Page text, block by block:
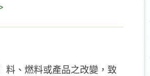
料、燃料或產品之改變，致